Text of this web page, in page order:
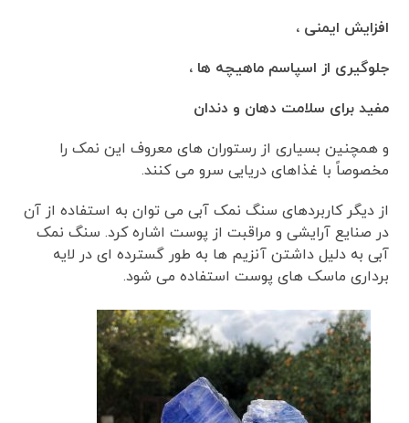
افزایش ایمنی ،
جلوگیری از اسپاسم ماهیچه ها ،
مفید برای سلامت دهان و دندان
و همچنین بسیاری از رستوران های معروف این نمک را
مخصوصاً با غذاهای دریایی سرو می کنند.
از دیگر کاربردهای سنگ نمک آبی می توان به استفاده از آن
در صنایع آرایشی و مراقبت از پوست اشاره کرد. سنگ نمک
آبی به دلیل داشتن آنزیم ها به طور گسترده ای در لایه
برداری ماسک های پوست استفاده می شود.